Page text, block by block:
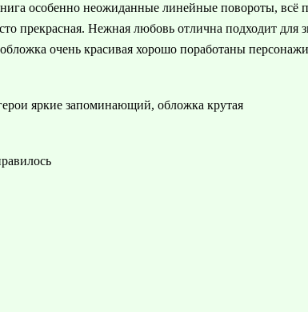
особенно неожиданные линейные повороты, всё
прекрасная. Нежная любовь отлична подходит для
очень красивая хорошо поработаны персонажи
яркие запоминающий, обложка крутая